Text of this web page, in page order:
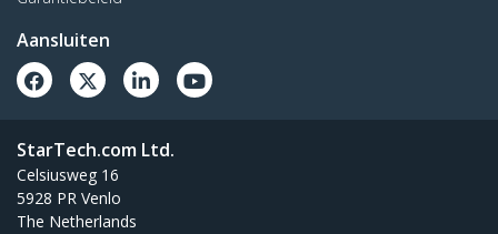
Aansluiten
StarTech.com Ltd.
Celsiusweg 16
5928 PR Venlo
The Netherlands